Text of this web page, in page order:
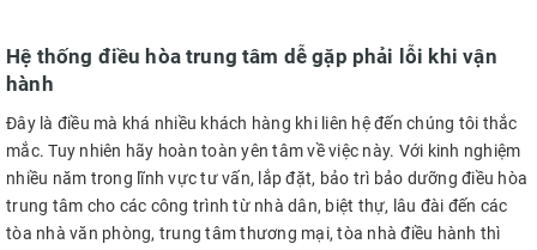
Hệ thống điều hòa trung tâm dễ gặp phải lỗi khi vận
hành
Đây là điều mà khá nhiều khách hàng khi liên hệ đến chúng tôi thắc
mắc. Tuy nhiên hãy hoàn toàn yên tâm về việc này. Với kinh nghiệm
nhiều năm trong lĩnh vực tư vấn, lắp đặt, bảo trì bảo dưỡng điều hòa
trung tâm cho các công trình từ nhà dân, biệt thự, lâu đài đến các
tòa nhà văn phòng, trung tâm thương mại, tòa nhà điều hành thì